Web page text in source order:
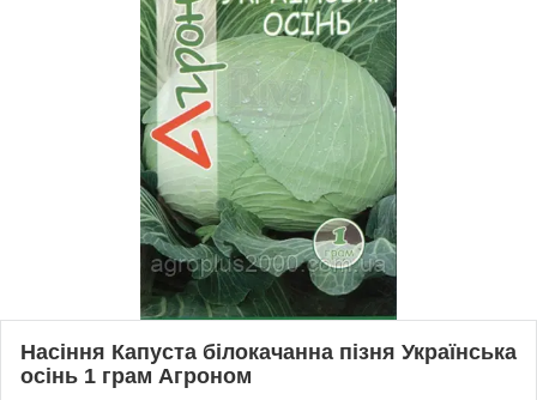
Насіння Капуста білокачанна пізня Українська
осінь 1 грам Агроном